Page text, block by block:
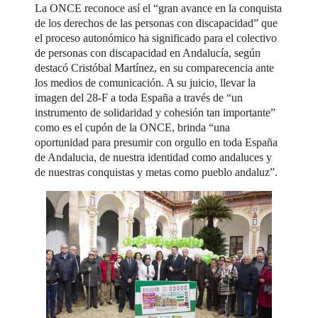
La ONCE reconoce así el “gran avance en la conquista
de los derechos de las personas con discapacidad” que
el proceso autonómico ha significado para el colectivo
de personas con discapacidad en Andalucía, según
destacó Cristóbal Martínez, en su comparecencia ante
los medios de comunicación. A su juicio, llevar la
imagen del 28-F a toda España a través de “un
instrumento de solidaridad y cohesión tan importante”
como es el cupón de la ONCE, brinda “una
oportunidad para presumir con orgullo en toda España
de Andalucia, de nuestra identidad como andaluces y
de nuestras conquistas y metas como pueblo andaluz”.